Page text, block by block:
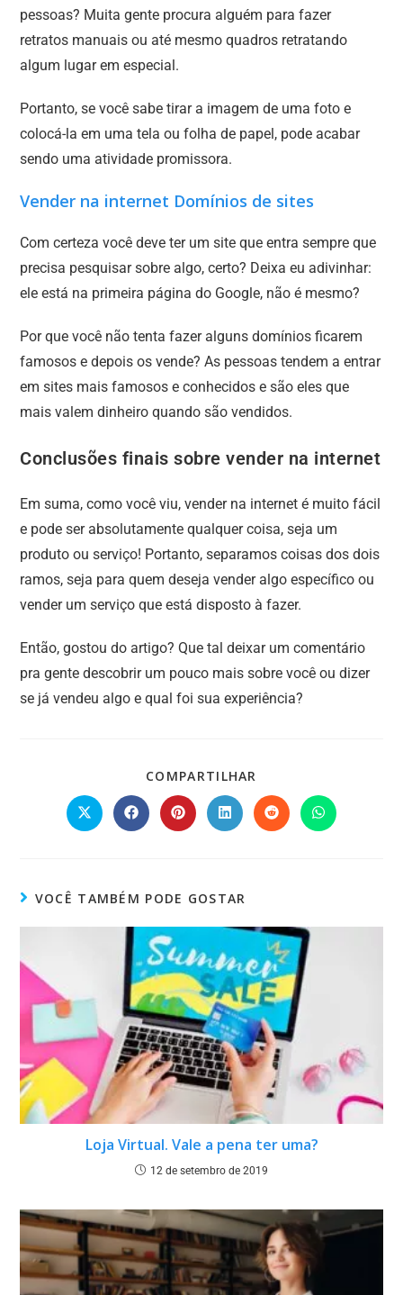
pessoas? Muita gente procura alguém para fazer
retratos manuais ou até mesmo quadros retratando
algum lugar em especial.
Portanto, se você sabe tirar a imagem de uma foto e
colocá-la em uma tela ou folha de papel, pode acabar
sendo uma atividade promissora.
Vender na internet Domínios de sites
Com certeza você deve ter um site que entra sempre que
precisa pesquisar sobre algo, certo? Deixa eu adivinhar:
ele está na primeira página do Google, não é mesmo?
Por que você não tenta fazer alguns domínios ficarem
famosos e depois os vende? As pessoas tendem a entrar
em sites mais famosos e conhecidos e são eles que
mais valem dinheiro quando são vendidos.
Conclusões finais sobre vender na internet
Em suma, como você viu, vender na internet é muito fácil
e pode ser absolutamente qualquer coisa, seja um
produto ou serviço! Portanto, separamos coisas dos dois
ramos, seja para quem deseja vender algo específico ou
vender um serviço que está disposto à fazer.
Então, gostou do artigo? Que tal deixar um comentário
pra gente descobrir um pouco mais sobre você ou dizer
se já vendeu algo e qual foi sua experiência?
COMPARTILHAR
VOCÊ TAMBÉM PODE GOSTAR
Loja Virtual. Vale a pena ter uma?
12 de setembro de 2019